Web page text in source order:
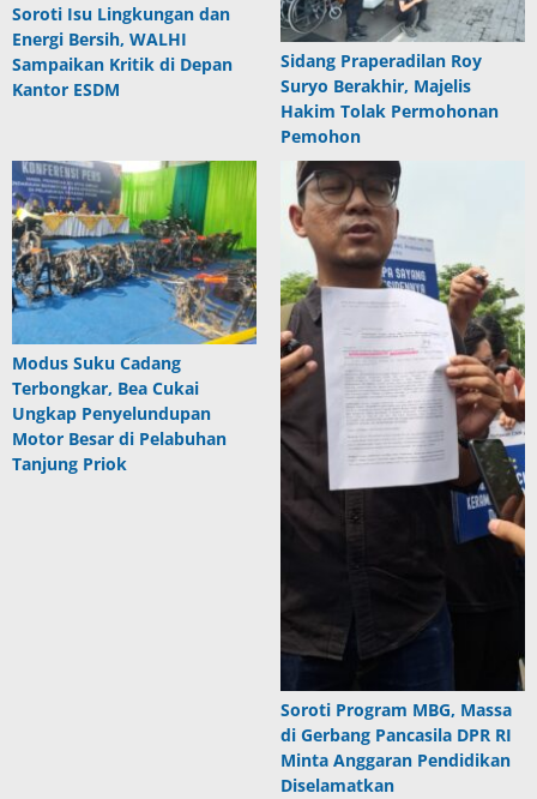
Soroti Isu Lingkungan dan
Energi Bersih, WALHI
Sampaikan Kritik di Depan
Kantor ESDM
Sidang Praperadilan Roy
Suryo Berakhir, Majelis
Hakim Tolak Permohonan
Pemohon
Modus Suku Cadang
Terbongkar, Bea Cukai
Ungkap Penyelundupan
Motor Besar di Pelabuhan
Tanjung Priok
Soroti Program MBG, Massa
di Gerbang Pancasila DPR RI
Minta Anggaran Pendidikan
Diselamatkan